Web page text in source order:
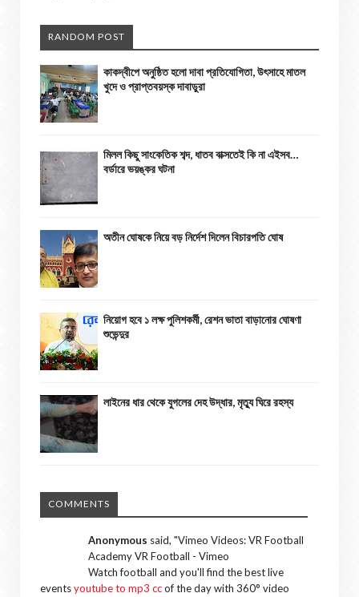
RANDOM POST
কাকদ্বীপে অনুষ্ঠিত হলো দাবা প্রতিযোগিতা, উৎসাহে মাতল
খুদে ও প্রাপ্তবয়স্ক দাবাড়ুরা
মিলল কিছু সাংকেতিক শব্দ, ধাতব বাক্সতেই কি না এইসব…
বর্ডারে ভয়ঙ্কর ঘটনা
অতীন ঘোষকে নিয়ে বড় নির্দেশ দিলেন বিচারপতি ঘোষ
নিয়োগ হবে ১ লক্ষ পুলিশকর্মী, রেশন ভাতা বাড়ানোর ঘোষণা
শুভেন্দুর
লাইনের ধার থেকে যুগলের দেহ উদ্ধার, মৃত্যু ঘিরে রহস্য
COMMENTS
Anonymous said, "Vimeo Videos: VR Football
Academy VR Football - Vimeo
Watch football and you'll find the best live
eventsyoutube to mp3 ccof the day with 360° video